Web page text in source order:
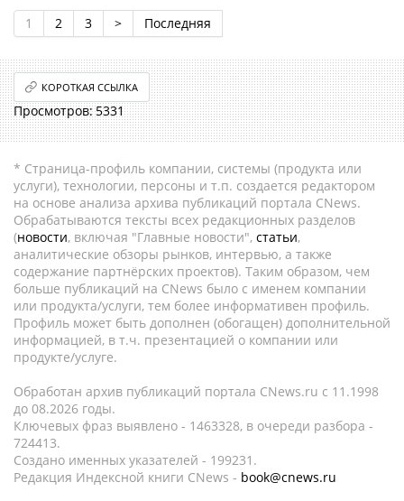
1 2 3 > Последняя
КОРОТКАЯ ССЫЛКА
5331
* Страница-профиль компании, системы (продукта или
услуги), технологии, персоны и т.п. создается редактором
на основе анализа архива публикаций портала CNews.
Обрабатываются тексты всех редакционных разделов
(новости, включая "Главные новости", статьи,
аналитические обзоры рынков, интервью, а также
содержание партнёрских проектов). Таким образом, чем
больше публикаций на CNews было с именем компании
или продукта/услуги, тем более информативен профиль.
Профиль может быть дополнен (обогащен) дополнительной
информацией, в т.ч. презентацией о компании или
продукте/услуге.
Обработан архив публикаций портала CNews.ru c 11.1998
до 08.2026 годы.
Ключевых фраз выявлено - 1463328, в очереди разбора -
724413.
Создано именных указателей - 199231.
Редакция Индексной книги CNews - book@cnews.ru